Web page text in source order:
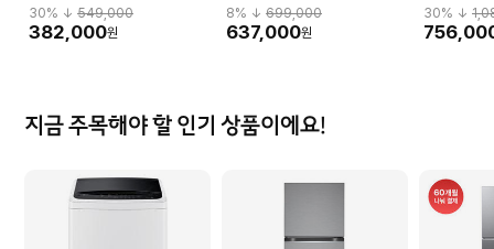
30% ↓ 549,000
382,000원
8% ↓699,000
637,000원
30% ↓
지금 주목해야 할 인기 상품이에요!